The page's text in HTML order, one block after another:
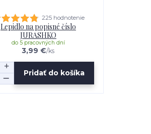
225 hodnotenie
Lepidlo na popisné číslo
JURASHKO
3,99 €/ks
do 5 pracovných dní
Pridať do košíka